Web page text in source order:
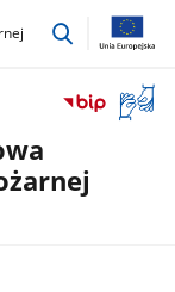
przejdź
okno